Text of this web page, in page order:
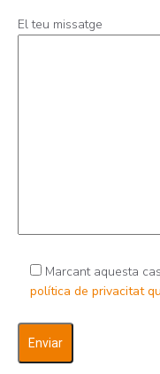
El teu missatge
Marcant aquesta
política de privacitat